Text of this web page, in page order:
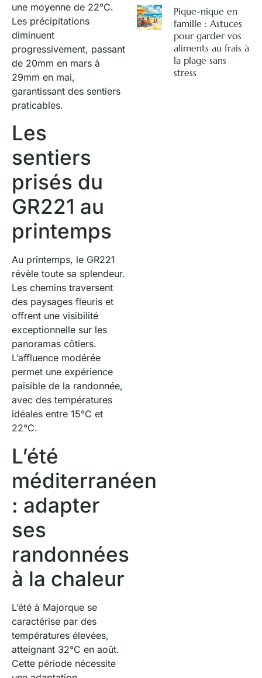
une moyenne de 22°C.
Les précipitations
diminuent
progressivement, passant
de 20mm en mars à
29mm en mai,
garantissant des sentiers
praticables.
Les
sentiers
prisés du
GR221 au
printemps
Au printemps, le GR221
révèle toute sa splendeur.
Les chemins traversent
des paysages fleuris et
offrent une visibilité
exceptionnelle sur les
panoramas côtiers.
L’affluence modérée
permet une expérience
paisible de la randonnée,
avec des températures
idéales entre 15°C et
22°C.
L’été
méditerranéen
: adapter
ses
randonnées
à la chaleur
L’été à Majorque se
caractérise par des
températures élevées,
atteignant 32°C en août.
Cette période nécessite
Pique-nique en
famille : Astuces
pour garder vos
aliments au frais à
la plage sans
stress